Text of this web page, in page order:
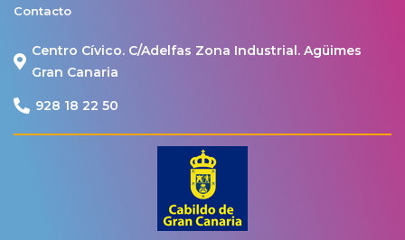
Contacto
Centro Cívico. C/Adelfas Zona Industrial. Agüimes
Gran Canaria
928 18 22 50